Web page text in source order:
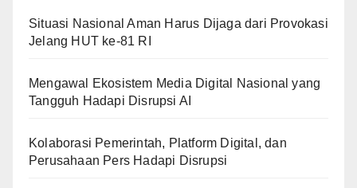
Situasi Nasional Aman Harus Dijaga dari Provokasi
Jelang HUT ke-81 RI
Mengawal Ekosistem Media Digital Nasional yang
Tangguh Hadapi Disrupsi AI
Kolaborasi Pemerintah, Platform Digital, dan
Perusahaan Pers Hadapi Disrupsi